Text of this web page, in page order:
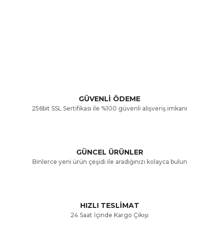
Ürün resmi kalitesiz, bozuk veya görüntülenemiyor.
Ürün bilgilerinde hatalar bulunuyor.
GÜVENLİ ÖDEME
256bit SSL Sertifikası ile %100 güvenli alışveriş imkanı
GÜNCEL ÜRÜNLER
Binlerce yeni ürün çeşidi ile aradığınızı kolayca bulun
HIZLI TESLİMAT
24 Saat İçinde Kargo Çıkışı